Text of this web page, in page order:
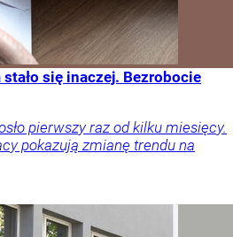
stało się inaczej. Bezrobocie
pierwszy raz od kilku miesięcy.
pokazują zmianę trendu na